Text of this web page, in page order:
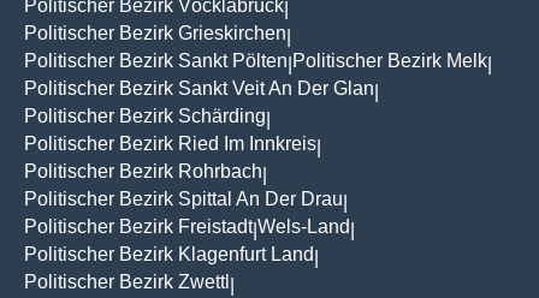
Politischer Bezirk Vöcklabruck
Politischer Bezirk Grieskirchen
Politischer Bezirk Sankt Pölten Politischer Bezirk Melk
Politischer Bezirk Sankt Veit An Der Glan
Politischer Bezirk Schärding
Politischer Bezirk Ried Im Innkreis
Politischer Bezirk Rohrbach
Politischer Bezirk Spittal An Der Drau
Politischer Bezirk Freistadt|Wels-Land
Politischer Bezirk Klagenfurt Land
Politischer Bezirk Zwettl